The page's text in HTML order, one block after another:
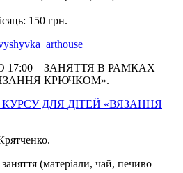
150 грн.
e
17:00 – ЗАНЯТТЯ В РАМКАХ
КРЮЧКОМ».
(матеріали, чай, печиво